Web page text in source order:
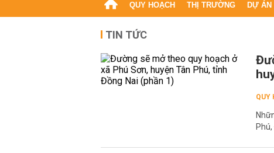
QUY HOẠCH THỊ TRƯỜNG DỰ ÁN
TIN TỨC
QUY